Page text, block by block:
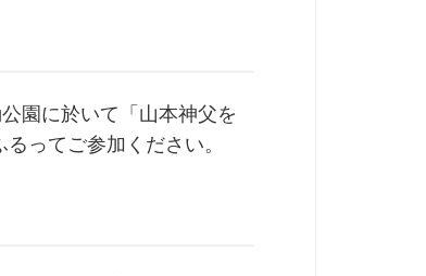
園に於いて「山本神父を
ってご参加ください。